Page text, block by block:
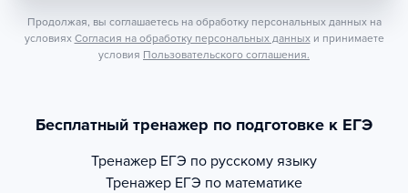
Продолжая, вы соглашаетесь на обработку персональных данных на
условиях Согласия на обработку персональных данных и принимаете
условия Пользовательского соглашения.
Бесплатный тренажер по подготовке к ЕГЭ
Тренажер ЕГЭ по русскому языку
Тренажер ЕГЭ по математике